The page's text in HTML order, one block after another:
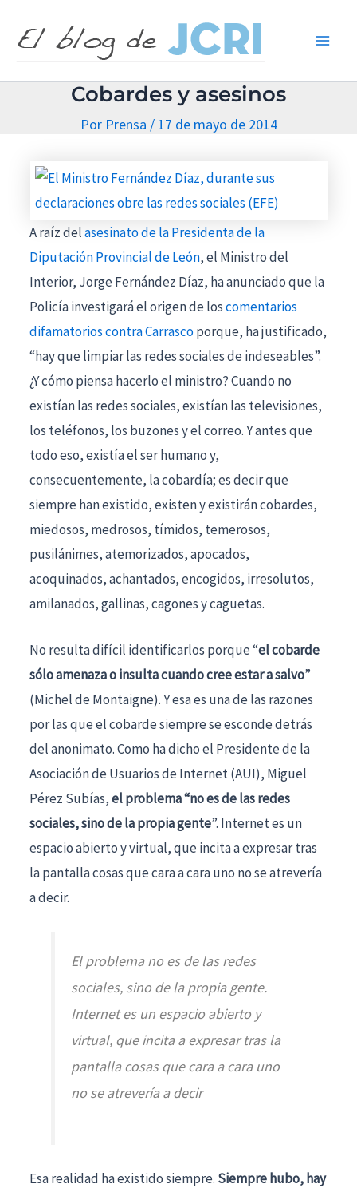
Cobardes y asesinos
Por Prensa / 17 de mayo de 2014
A raíz delasesinato de la Presidenta de la
Diputación Provincial de León, el Ministro del
Interior, Jorge Fernández Díaz, ha anunciado que la
Policía investigará el origen de loscomentarios
difamatorios contra Carrascoporque, ha justificado,
“hay que limpiar las redes sociales de indeseables”.
¿Y cómo piensa hacerlo el ministro? Cuando no
existían las redes sociales, existían las televisiones,
los teléfonos, los buzones y el correo. Y antes que
todo eso, existía el ser humano y,
consecuentemente, la cobardía; es decir que
siempre han existido, existen y existirán cobardes,
miedosos, medrosos, tímidos, temerosos,
pusilánimes, atemorizados, apocados,
acoquinados, achantados, encogidos, irresolutos,
amilanados, gallinas, cagones y caguetas.
No resulta difícil identificarlos porque “el cobarde
sólo amenaza o insulta cuando cree estar a salvo”
(Michel de Montaigne). Y esa es una de las razones
por las que el cobarde siempre se esconde detrás
del anonimato. Como ha dicho el Presidente de la
Asociación de Usuarios de Internet (AUI), Miguel
Pérez Subías,el problema “no es de las redes
sociales, sino de la propia gente”. Internet es un
espacio abierto y virtual, que incita a expresar tras
la pantalla cosas que cara a cara uno no se atrevería
a decir.
El problema no es de las redes
sociales, sino de la propia gente.
Internet es un espacio abierto y
virtual, que incita a expresar tras la
pantalla cosas que cara a cara uno
no se atrevería a decir
Esa realidad ha existido siempre. Siempre hubo, hay